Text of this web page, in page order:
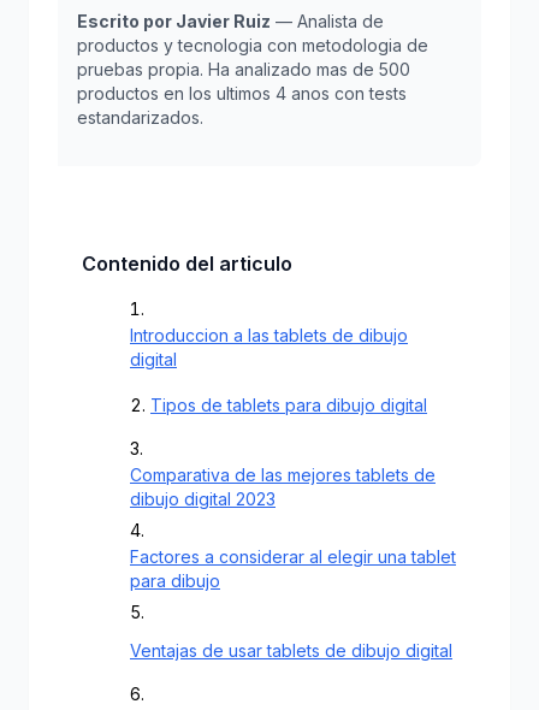
Escrito por Javier Ruiz — Analista de
productos y tecnologia con metodologia de
pruebas propia. Ha analizado mas de 500
productos en los ultimos 4 anos con tests
estandarizados.
Contenido del articulo
Introduccion a las tablets de dibujo
digital
Tipos de tablets para dibujo digital
Comparativa de las mejores tablets de
dibujo digital 2023
Factores a considerar al elegir una tablet
para dibujo
Ventajas de usar tablets de dibujo digital